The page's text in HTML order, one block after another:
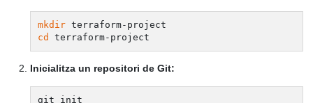
mkdir
cd
Inicialitza un repositori de Git: